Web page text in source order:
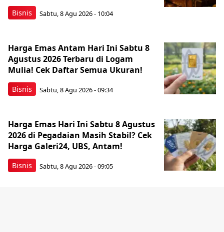
Bisnis Sabtu, 8 Agu 2026 - 10:04
Bisnis
Harga Emas Antam Hari Ini Sabtu 8
Agustus 2026 Terbaru di Logam
Mulia! Cek Daftar Semua Ukuran!
Sabtu, 8 Agu 2026 - 09:34
Bisnis
Harga Emas Hari Ini Sabtu 8 Agustus
2026 di Pegadaian Masih Stabil? Cek
Harga Galeri24, UBS, Antam!
Sabtu, 8 Agu 2026 - 09:05